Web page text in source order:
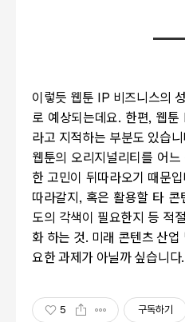
이렇듯 웹툰 IP 비즈니스의
로 예상되는데요. 한편, 웹툰
라고 지적하는 부분도 있습
웹툰의 오리지널리티를 어
한 고민이 뒤따라오기 때문
따라갈지 , 혹은 활용할 타 콘
도의 각색이 필요한지 등 적
화 하는 것. 미래 콘텐츠 산업
요한 과제가 아닐까 싶습니다.
5 구독하기